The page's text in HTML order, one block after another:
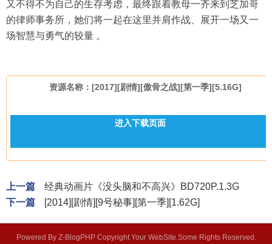
又不得不为自己的生存考虑，最终跟着教母一齐来到芝加哥
的律师事务所，她们将一起在这里并肩作战、展开一场又一
场智慧与勇气的较量 。
资源名称：[2017][剧情][傲骨之战][第一季][5.16G]
进入下载页面
上一篇
经典动画片《没头脑和不高兴》BD720P.1.3G
下一篇
[2014][剧情][9号秘事][第一季][1.62G]
Powered By Z-BlogPHP Copyright Your WebSite.Some Rights Reserved.